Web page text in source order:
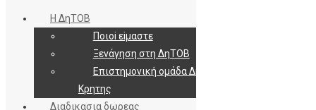
Η ΔηΤΟΒ
Ποιοi εiμαστε
Ξενάγηση στη ΔηΤΟΒ
Επιστημονική ομάδα ΔηΤΟΒ
Κρητης
Διαδικασια δωρεας